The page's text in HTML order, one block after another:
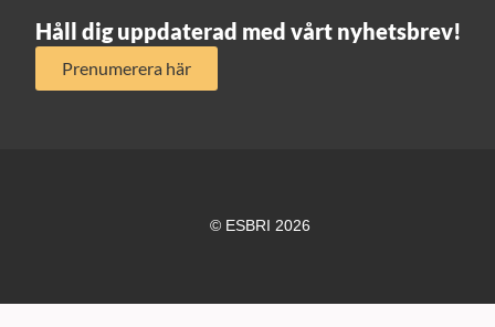
Håll dig uppdaterad med vårt nyhetsbrev!
Prenumerera här
© ESBRI 2026